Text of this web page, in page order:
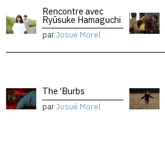
Rencontre avec
Ryūsuke Hamaguchi
parJosué Morel
The ‘Burbs
parJosué Morel